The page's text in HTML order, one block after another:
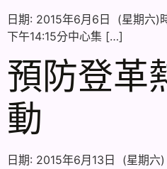
日期: 2015年6月6日 (星期六)
下午14:15分中心集 […]
預防登革
動
日期: 2015年6月13日 (星期六